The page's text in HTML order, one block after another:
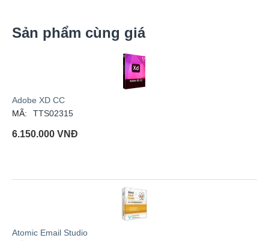
Sản phẩm cùng giá
Adobe XD CC
MÃ:
TTS02315
6.150.000 VNĐ
Atomic Email Studio